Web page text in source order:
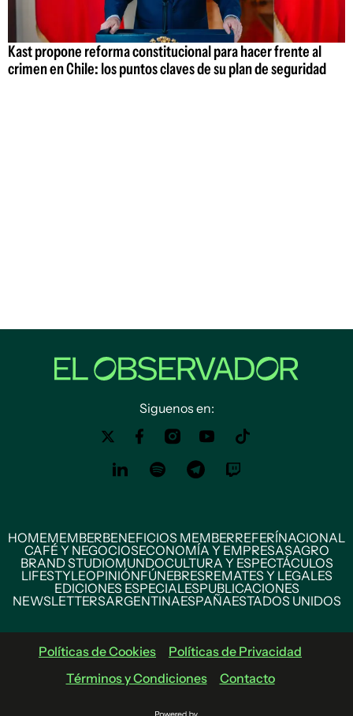
Kast propone reforma constitucional para hacer frente al
crimen en Chile: los puntos claves de su plan de seguridad
Siguenos en:
HOMEMEMBERBENEFICIOS MEMBERREFERÍNACIONAL
CAFÉ Y NEGOCIOSECONOMÍA Y EMPRESASAGRO
BRAND STUDIOMUNDOCULTURA Y ESPECTÁCULOS
LIFESTYLEOPINIÓNFÚNEBRESREMATES Y LEGALES
EDICIONES ESPECIALESPUBLICACIONES
NEWSLETTERSARGENTINAESPAÑAESTADOS UNIDOS
Políticas de Cookies
Políticas de Privacidad
Términos y Condiciones
Contacto